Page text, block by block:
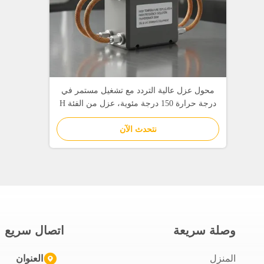
محول عزل عالية التردد مع تشغيل مستمر في
درجة حرارة 150 درجة مئوية، عزل من الفئة H
(180 درجة مئوية) وعزل 3000 فاكس لمعدات
غاز النفط
نتحدث الآن
وصلة سريعة
المنزل
اتصال سريع
العنوان